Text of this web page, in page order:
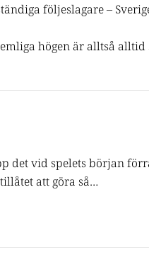
följeslagare –
högen är alltså alltid
det vid spelets början
att göra så…